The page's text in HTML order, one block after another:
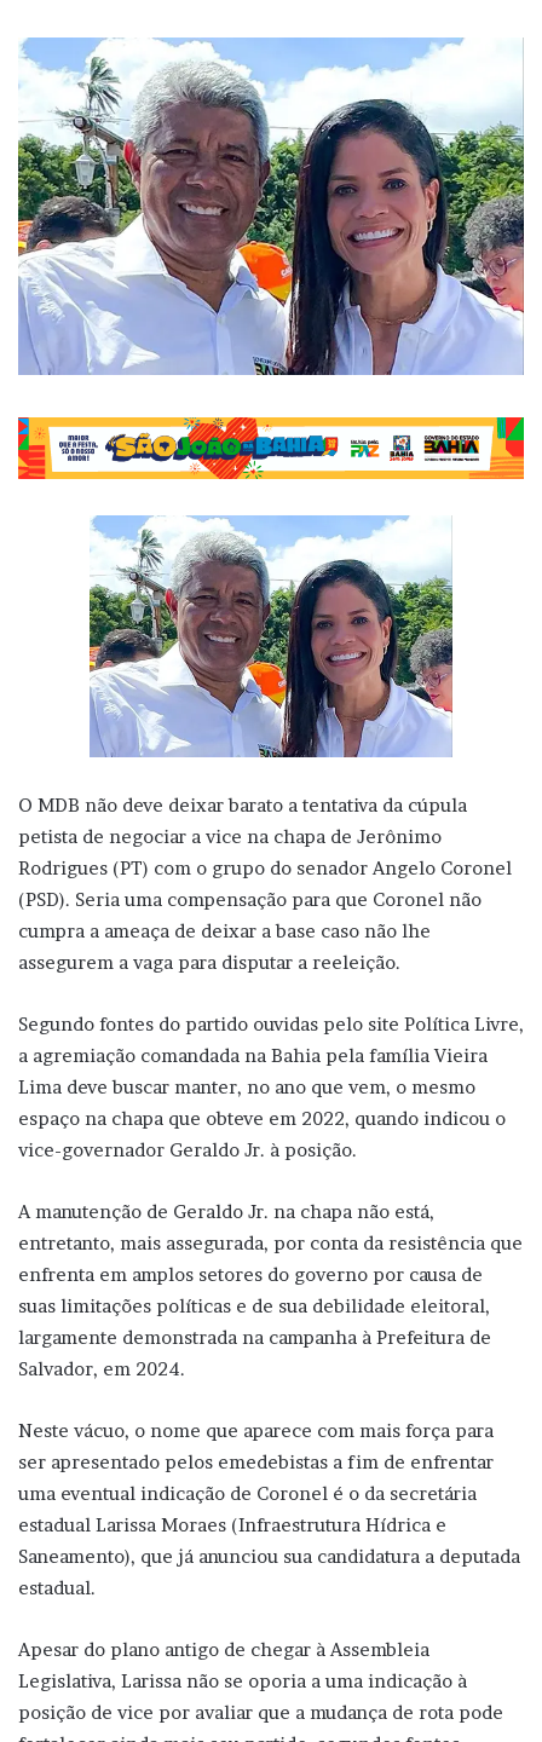
O MDB não deve deixar barato a tentativa da cúpula
petista de negociar a vice na chapa de Jerônimo
Rodrigues (PT) com o grupo do senador Angelo Coronel
(PSD). Seria uma compensação para que Coronel não
cumpra a ameaça de deixar a base caso não lhe
assegurem a vaga para disputar a reeleição.
Segundo fontes do partido ouvidas pelo site Política Livre,
a agremiação comandada na Bahia pela família Vieira
Lima deve buscar manter, no ano que vem, o mesmo
espaço na chapa que obteve em 2022, quando indicou o
vice-governador Geraldo Jr. à posição.
A manutenção de Geraldo Jr. na chapa não está,
entretanto, mais assegurada, por conta da resistência que
enfrenta em amplos setores do governo por causa de
suas limitações políticas e de sua debilidade eleitoral,
largamente demonstrada na campanha à Prefeitura de
Salvador, em 2024.
Neste vácuo, o nome que aparece com mais força para
ser apresentado pelos emedebistas a fim de enfrentar
uma eventual indicação de Coronel é o da secretária
estadual Larissa Moraes (Infraestrutura Hídrica e
Saneamento), que já anunciou sua candidatura a deputada
estadual.
Apesar do plano antigo de chegar à Assembleia
Legislativa, Larissa não se oporia a uma indicação à
posição de vice por avaliar que a mudança de rota pode